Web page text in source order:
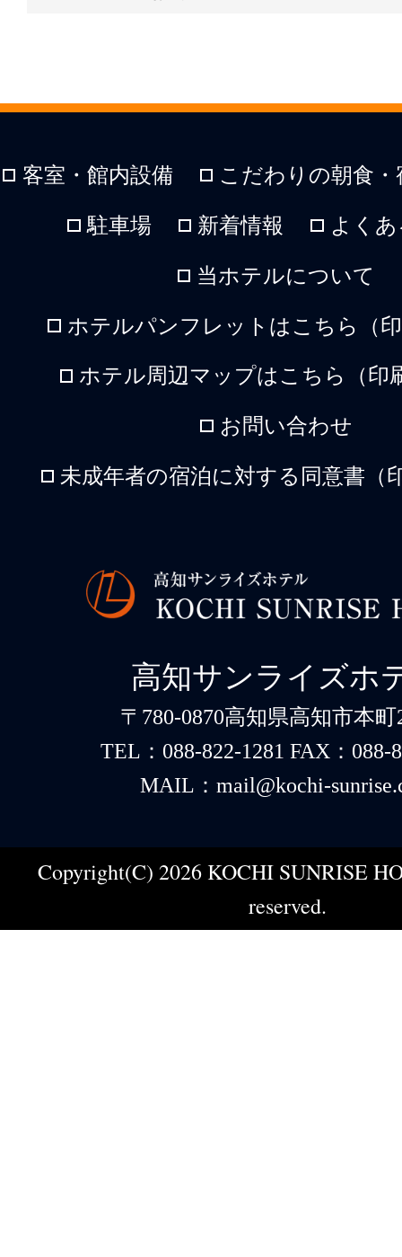
客室・館内設備 こだわりの朝食
駐車場 新着情報 よく
当ホテルについて
ホテルパンフレットはこちら（
ホテル周辺マップはこちら（印
お問い合わせ
未成年者の宿泊に対する同意書（
高知サンライズホ
〒780-0870高知県高知市本町
TEL：088-822-1281 FAX：088-
MAIL：mail@kochi-
Copyright(C) 2026 KOCHI SUNRISE
reserved.